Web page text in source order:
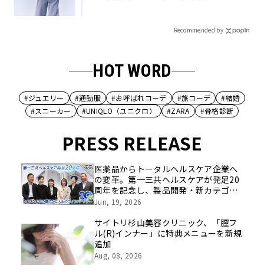
Recommended by
HOT WORD
#ジュエリー #通勤服 #お呼ばれコーデ #旅コーデ
#結婚
#スニーカー
#UNIQLO（ユニクロ） #ZARA #骨格診断
PRESS RELEASE
医薬品からトータルヘルスケア企業へ
の変革。第一三共ヘルスケアが発足20
周年を記念し、製品開発・新カテゴリ
挑戦の舞台や旧社統合時のエピソード
像を公開！
Jun, 19, 2026
サイトリ杉山美容クリニック、「膣フ
ル(R)インナー」に特典メニューを新規
追加
Aug, 08, 2026